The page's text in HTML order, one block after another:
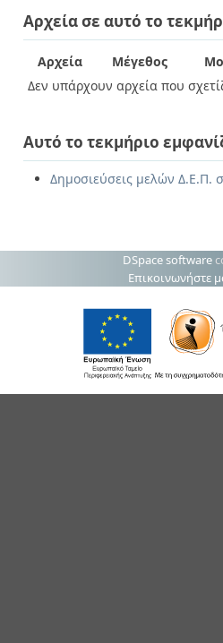
Αρχεία σε αυτό το
Αρχεία Μέγεθος
Δεν υπάρχουν αρχεία που
Αυτό το τεκμήριο
Δημοσιεύσεις μελών Δ.Ε.Π.
DSpace software
Επικοινωνήστε